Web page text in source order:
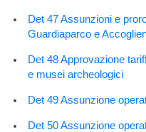
Det 47 Assunzioni e
Guardiaparco e
Det 48 Approvazione
e musei archeologici
Det 49 Assunzione
Det 50 Assunzione